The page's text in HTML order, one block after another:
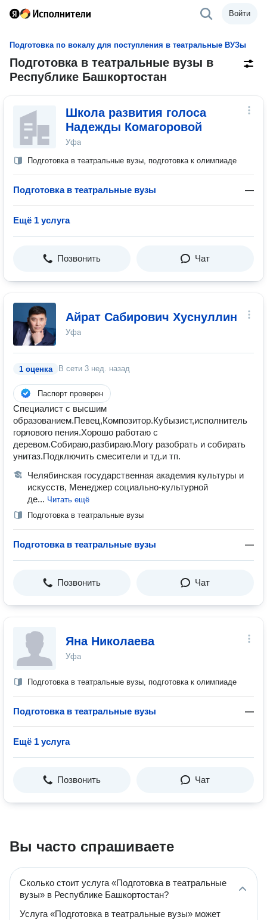
Войти
Подготовка по вокалу для поступления в театральные ВУЗы
Подготовка в театральные вузы в
Республике Башкортостан
Школа развития голоса
Надежды Комагоровой
Уфа
Подготовка в театральные вузы, подготовка к олимпиаде
Подготовка в театральные вузы —
Ещё 1 услуга
Позвонить Чат
Айрат Сабирович Хуснуллин
Уфа
1 оценка В сети 3 нед. назад
Паспорт проверен
Специалист с высшим
образованием.Певец,Композитор.Кубызист,исполнитель
горлового пения.Хорошо работаю с
деревом.Собираю,разбираю.Могу разобрать и собирать
унитаз.Подключить смесители и тд.и тп.
Челябинская государственная академия культуры и
искусств, Менеджер социально-культурной
де... Читать ещё
Подготовка в театральные вузы
Подготовка в театральные вузы —
Позвонить Чат
Яна Николаева
Уфа
Подготовка в театральные вузы, подготовка к олимпиаде
Подготовка в театральные вузы —
Ещё 1 услуга
Позвонить Чат
Вы часто спрашиваете
Сколько стоит услуга «Подготовка в театральные
вузы» в Республике Башкортостан?
Услуга «Подготовка в театральные вузы» может